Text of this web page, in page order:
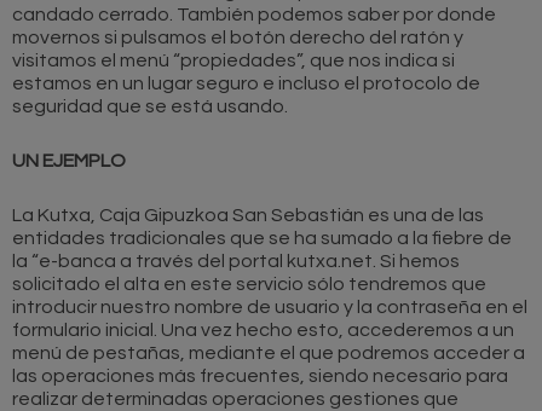
candado cerrado. También podemos saber por donde
movernos si pulsamos el botón derecho del ratón y
visitamos el menú “propiedades”, que nos indica si
estamos en un lugar seguro e incluso el protocolo de
seguridad que se está usando.
UN EJEMPLO
La Kutxa, Caja Gipuzkoa San Sebastián es una de las
entidades tradicionales que se ha sumado a la fiebre de
la “e-banca a través del portal kutxa.net. Si hemos
solicitado el alta en este servicio sólo tendremos que
introducir nuestro nombre de usuario y la contraseña en el
formulario inicial. Una vez hecho esto, accederemos a un
menú de pestañas, mediante el que podremos acceder a
las operaciones más frecuentes, siendo necesario para
realizar determinadas operaciones gestiones que